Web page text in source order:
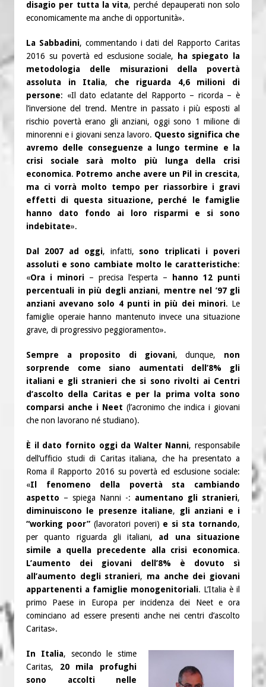
disagio per tutta la vita, perché depauperati non solo
economicamente ma anche di opportunità».
La Sabbadini, commentando i dati del Rapporto Caritas
2016 su povertà ed esclusione sociale,
ha spiegato la
metodologia delle misurazioni della povertà
assoluta in Italia, che riguarda 4,6 milioni di
persone: «Il dato eclatante del Rapporto – ricorda – è
l’inversione del trend. Mentre in passato i più esposti al
rischio povertà erano gli anziani, oggi sono 1 milione di
minorenni e i giovani senza lavoro. Questo significa che
avremo delle conseguenze a lungo termine e la
crisi sociale sarà molto più lunga della crisi
economica. Potremo anche avere un Pil in crescita,
ma ci vorrà molto tempo per riassorbire i gravi
effetti di questa situazione,
perché le famiglie
hanno dato fondo ai loro risparmi e si sono
indebitate».
Dal 2007 ad oggi, infatti, sono triplicati i poveri
assoluti e sono cambiate molto le caratteristiche:
«Ora i minori – precisa l’esperta –
hanno 12 punti
percentuali in più degli anziani, mentre nel ’97 gli
anziani avevano solo 4 punti in più dei minori. Le
famiglie operaie hanno mantenuto invece una situazione
grave, di progressivo peggioramento».
Sempre a proposito di giovani, dunque, non
sorprende come siano aumentati dell’8% gli
italiani e gli stranieri che si sono rivolti ai Centri
d’ascolto della Caritas e per la prima volta sono
comparsi anche i Neet (l’acronimo che indica i giovani
che non lavorano né studiano).
È il dato fornito oggi da Walter Nanni, responsabile
dell’ufficio studi di Caritas italiana, che ha presentato a
Roma il Rapporto 2016 su povertà ed esclusione sociale:
«Il fenomeno della povertà sta cambiando
aspetto – spiega Nanni -: aumentano gli stranieri,
diminuiscono le presenze italiane, gli anziani e i
“working poor”(lavoratori poveri) e si sta tornando,
per quanto riguarda gli italiani, ad una situazione
simile a quella precedente alla crisi economica.
L’aumento dei giovani dell’8% è dovuto sì
all’aumento degli stranieri, ma anche dei giovani
appartenenti a famiglie monogenitoriali. L’Italia è il
primo Paese in Europa per incidenza dei Neet e ora
cominciano ad essere presenti anche nei centri d’ascolto
Caritas».
In Italia, secondo le stime
Caritas, 20 mila profughi
sono accolti nelle